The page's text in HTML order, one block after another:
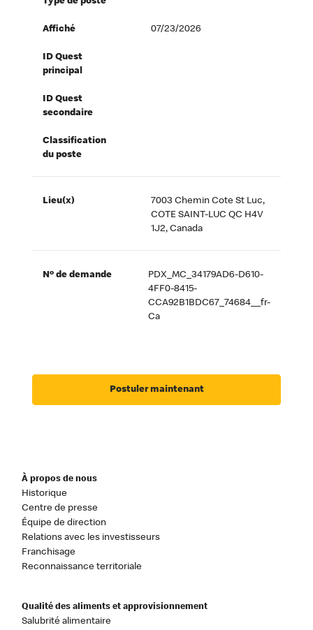
Affiché 07/23/2026
ID Quest
principal
ID Quest
secondaire
Classification
du poste
Lieu(x)
7003 Chemin Cote St Luc,
COTE SAINT-LUC QC H4V
1J2, Canada
Nº de demande
PDX_MC_34179AD6-D610-
4FF0-8415-
CCA92B1BDC67_74684__fr-
Ca
Postuler maintenant
À propos de nous
Historique
Centre de presse
Équipe de direction
Relations avec les investisseurs
Franchisage
Reconnaissance territoriale
Qualité des aliments et approvisionnement
Salubrité alimentaire